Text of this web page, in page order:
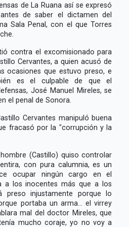
de La Ruana así se expresó
de saber el dictamen del
Sala Penal, con el que Torres
contra el excomisionado para
Cervantes, a quien acusó de
ocasiones que estuvo preso, e
es el culpable de que el
José Manuel Mireles, se
el penal de Sonora.
Cervantes manipuló buena
fracasó por la "corrupción y la
(Castillo) quiso controlar
con pura calumnia, es un
ocupar ningún cargo en el
a los inocentes más que a los
preso injustamente porque lo
portaba un arma... el virrey
mal del doctor Mireles, que
mucho coraje, yo no voy a